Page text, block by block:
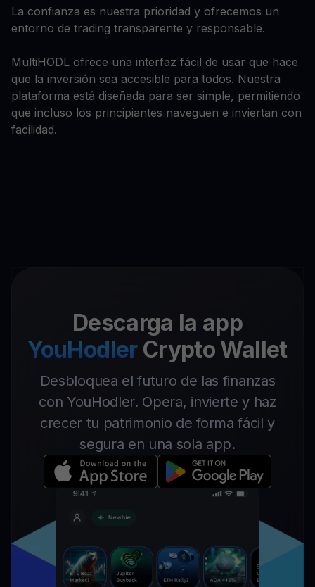
La confianza es nuestra prioridad y ofrecemos un
entorno de trading transparente y responsable.
MultiHODL ofrece una interfaz fácil de usar que hace
que la inversión sea accesible para todos. Nuestra
plataforma está diseñada para ser simple, permitiendo
que incluso los principiantes naveguen e inviertan con
facilidad.
Descarga la app
YouHodler Crypto Wallet
Desbloquea el futuro de las finanzas
con YouHodler. Opera, invierte y haz
crecer tu patrimonio de forma fácil y
segura en una sola app.